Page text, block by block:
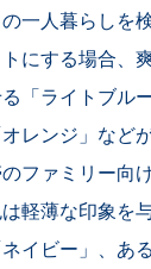
一人暮らしを
にする場合、
「ライトブル
レンジ」など
ファミリー向
軽薄な印象を
イビー」、あ